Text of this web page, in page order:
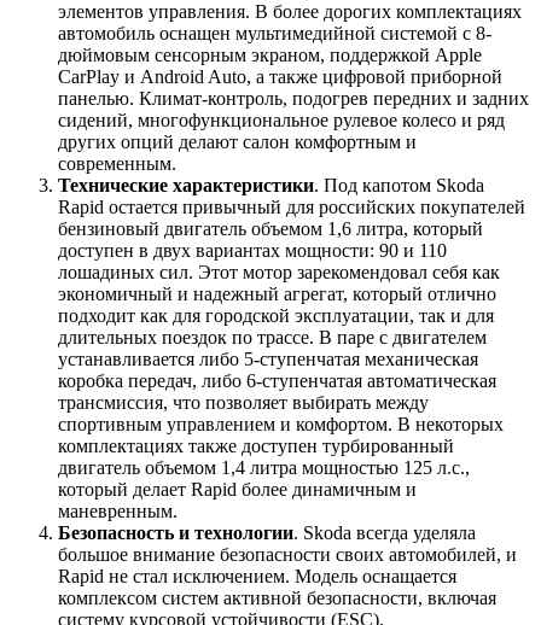
элементов управления. В более дорогих комплектациях
автомобиль оснащен мультимедийной системой с 8-
дюймовым сенсорным экраном, поддержкой Apple
CarPlay и Android Auto, а также цифровой приборной
панелью. Климат-контроль, подогрев передних и задних
сидений, многофункциональное рулевое колесо и ряд
других опций делают салон комфортным и
современным.
Технические характеристики. Под капотом Skoda
Rapid остается привычный для российских покупателей
бензиновый двигатель объемом 1,6 литра, который
доступен в двух вариантах мощности: 90 и 110
лошадиных сил. Этот мотор зарекомендовал себя как
экономичный и надежный агрегат, который отлично
подходит как для городской эксплуатации, так и для
длительных поездок по трассе. В паре с двигателем
устанавливается либо 5-ступенчатая механическая
коробка передач, либо 6-ступенчатая автоматическая
трансмиссия, что позволяет выбирать между
спортивным управлением и комфортом. В некоторых
комплектациях также доступен турбированный
двигатель объемом 1,4 литра мощностью 125 л.с.,
который делает Rapid более динамичным и
маневренным.
Безопасность и технологии. Skoda всегда уделяла
большое внимание безопасности своих автомобилей, и
Rapid не стал исключением. Модель оснащается
комплексом систем активной безопасности, включая
систему курсовой устойчивости (ESC),